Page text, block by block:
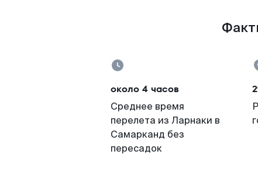
около 4 часов
Среднее время
перелета из Ларнаки в
Самарканд без
пересадок